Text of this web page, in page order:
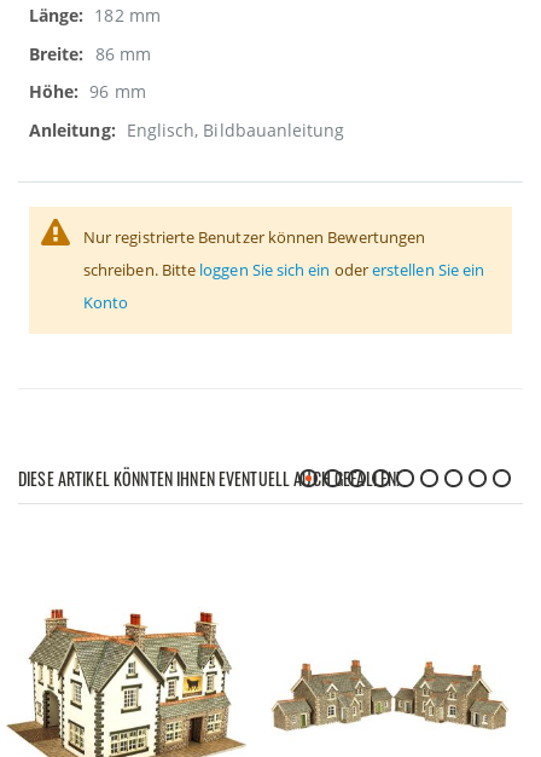
182 mm
86 mm
96 mm
Englisch, Bildbauanleitung
Nur registrierte Benutzer können Bewertungen
schreiben. Bitte loggen Sie sich ein odererstellen Sie ein
Konto
DIESE ARTIKEL KÖNNTEN IHNEN EVENTUELL AUCH GEFALLEN!